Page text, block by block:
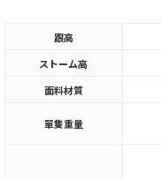
跟高
ストーム高
面料材質
單隻重量